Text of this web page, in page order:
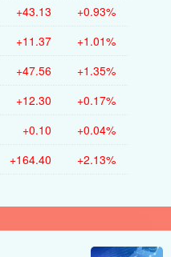
+43.13 +0.93%
+11.37 +1.01%
+47.56 +1.35%
+12.30 +0.17%
+0.10 +0.04%
+164.40 +2.13%